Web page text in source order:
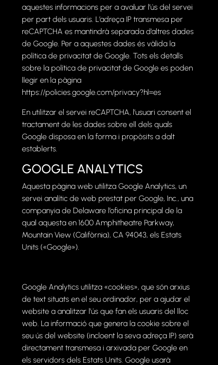
aquestes informacions per a avaluar l’ús del servei
per part dels usuaris. L’adreça IP transmesa per
reCAPTCHA es mantindrà separada d’altres dades
de Google. Per a aquestes dades és vàlida la
política de privacitat de Google. Tots els detalls
sobre la política de privacitat de Google es poden
llegir en la pàgina
https://policies.google.com/privacy?hl=es
En utilitzar el servei reCAPTCHA, l’usuari consent el
tractament de les dades sobre ell dels quals
Google disposa en la forma i propòsits a dalt
establerts.
GOOGLE ANALYTICS
Aquesta pàgina web utilitza Google Analytics, un
servei analític de web prestat per Google, Inc., una
companyia de Delaware l’oficina principal de la
qual aquesta en 1600 Amphitheatre Parkway,
Mountain View (Califòrnia), CA 94043, els Estats
Units («Google»).
Google Analytics utilitza «cookies», que són arxius
de text situats en el seu ordinador, per a ajudar el
website a analitzar l’ús que fan els usuaris del lloc
web. La informació que genera la cookie sobre el
seu ús del website (incloent la seva adreça IP) serà
directament transmesa i arxivada per Google en
els servidors dels Estats Units. Google usarà